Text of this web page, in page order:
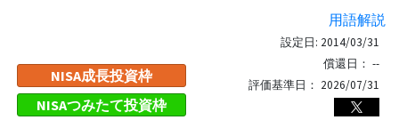
用語解説
NISA成長投資枠
NISAつみたて投資枠
設定日: 2014/03/31
償還日： --
評価基準日： 2026/07/31